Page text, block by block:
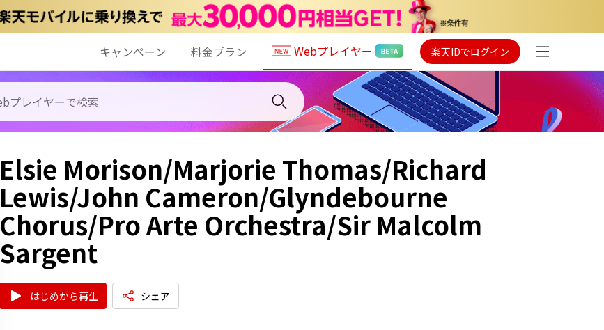
キャンペーン 料金プラン Webプレイヤー 楽天IDでログイン
Elsie Morison/Marjorie Thomas/Richard
Lewis/John Cameron/Glyndebourne
Chorus/Pro Arte Orchestra/Sir Malcolm
Sargent
はじめから再生 シェア